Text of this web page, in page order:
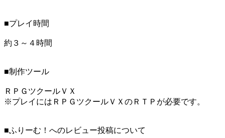
■プレイ時間
約３～４時間
■制作ツール
ＲＰＧツクールＶＸ
※プレイにはＲＰＧツクールＶＸのＲＴＰが必要です。
■ふりーむ！へのレビュー投稿について